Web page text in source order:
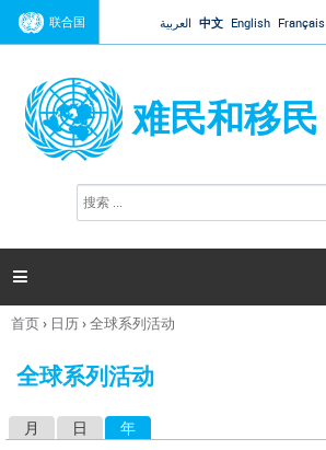
Jump to navigation
联合国 العربية 中文 English Français
难民和移民
搜
索

你
这
首页› 日历›全球系列活动
全球系列活动
月 日 年